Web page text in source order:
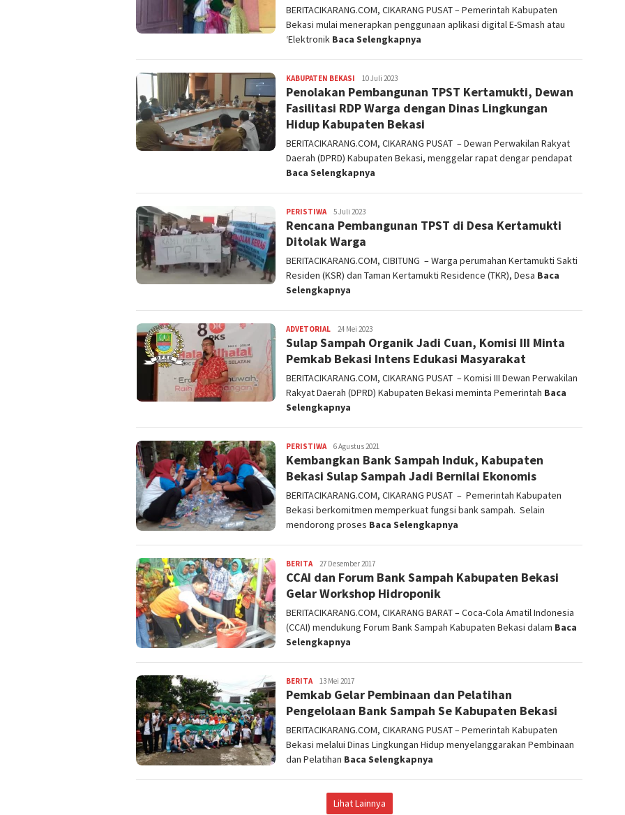
BERITACIKARANG.COM, CIKARANG PUSAT – Pemerintah Kabupaten
Bekasi mulai menerapkan penggunaan aplikasi digital E-Smash atau
‘Elektronik Baca Selengkapnya
KABUPATEN BEKASI admin
10 Juli 2023
Penolakan Pembangunan TPST Kertamukti, Dewan
Fasilitasi RDP Warga dengan Dinas Lingkungan
Hidup Kabupaten Bekasi
BERITACIKARANG.COM, CIKARANG PUSAT – Dewan Perwakilan Rakyat
Daerah (DPRD) Kabupaten Bekasi, menggelar rapat dengar pendapat
Baca Selengkapnya
PERISTIWAadmin
5 Juli 2023
Rencana Pembangunan TPST di Desa Kertamukti
Ditolak Warga
BERITACIKARANG.COM, CIBITUNG – Warga perumahan Kertamukti Sakti
Residen (KSR) dan Taman Kertamukti Residence (TKR), Desa Baca
Selengkapnya
ADVETORIAL admin
24 Mei 2023
Sulap Sampah Organik Jadi Cuan, Komisi III Minta
Pemkab Bekasi Intens Edukasi Masyarakat
BERITACIKARANG.COM, CIKARANG PUSAT – Komisi III Dewan Perwakilan
Rakyat Daerah (DPRD) Kabupaten Bekasi meminta Pemerintah Baca
Selengkapnya
PERISTIWAadmin
6 Agustus 2021
Kembangkan Bank Sampah Induk, Kabupaten
Bekasi Sulap Sampah Jadi Bernilai Ekonomis
BERITACIKARANG.COM, CIKARANG PUSAT – Pemerintah Kabupaten
Bekasi berkomitmen memperkuat fungsi bank sampah. Selain
mendorong proses Baca Selengkapnya
BERITAadmin
27 Desember 2017
CCAI dan Forum Bank Sampah Kabupaten Bekasi
Gelar Workshop Hidroponik
BERITACIKARANG.COM, CIKARANG BARAT – Coca-Cola Amatil Indonesia
(CCAI) mendukung Forum Bank Sampah Kabupaten Bekasi dalam Baca
Selengkapnya
BERITAadmin
13 Mei 2017
Pemkab Gelar Pembinaan dan Pelatihan
Pengelolaan Bank Sampah Se Kabupaten Bekasi
BERITACIKARANG.COM, CIKARANG PUSAT – Pemerintah Kabupaten
Bekasi melalui Dinas Lingkungan Hidup menyelanggarakan Pembinaan
dan Pelatihan Baca Selengkapnya
Lihat Lainnya